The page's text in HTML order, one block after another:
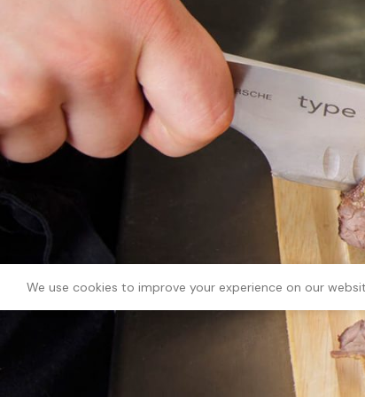
Chroma este un brand de renume în industria cuțitelor
calitatea și performanța excepțională a produselor lor. Peste
Str. Piatra Craiului nr 2, Giarmata, Jud Timis - Hala Pentru
+40376448877
hello@chromaknife.com
Orar: L-V 09:00 - 17:00
We use cookies to improve your experience on our